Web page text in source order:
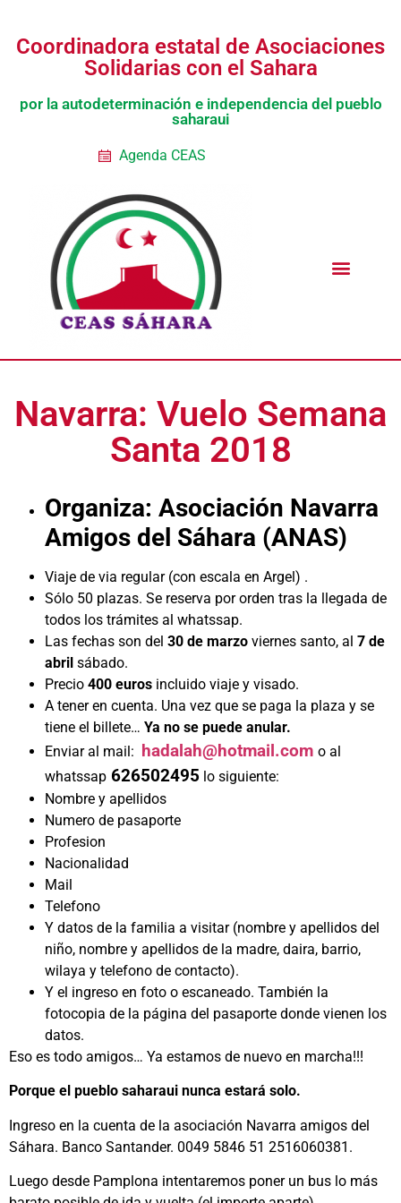
Coordinadora estatal de Asociaciones
Solidarias con el Sahara
por la autodeterminación e independencia del pueblo
saharaui
Agenda CEAS
Navarra: Vuelo Semana
Santa 2018
Organiza: Asociación Navarra
Amigos del Sáhara (ANAS)
Viaje de via regular (con escala en Argel) .
Sólo 50 plazas. Se reserva por orden tras la llegada de
todos los trámites al whatssap.
Las fechas son del 30 de marzo viernes santo, al 7 de
abril sábado.
Precio 400 euros incluido viaje y visado.
A tener en cuenta. Una vez que se paga la plaza y se
tiene el billete… Ya no se puede anular.
Enviar al mail:
hadalah@hotmail.com o al
whatssap 626502495 lo siguiente:
Nombre y apellidos
Numero de pasaporte
Profesion
Nacionalidad
Mail
Telefono
Y datos de la familia a visitar (nombre y apellidos del
niño, nombre y apellidos de la madre, daira, barrio,
wilaya y telefono de contacto).
Y el ingreso en foto o escaneado. También la
fotocopia de la página del pasaporte donde vienen los
datos.
Eso es todo amigos… Ya estamos de nuevo en marcha!!!
Porque el pueblo saharaui nunca estará solo.
Ingreso en la cuenta de la asociación Navarra amigos del
Sáhara. Banco Santander. 0049 5846 51 2516060381.
Luego desde Pamplona intentaremos poner un bus lo más